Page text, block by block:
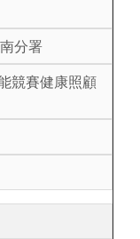
分署
競賽健康照顧